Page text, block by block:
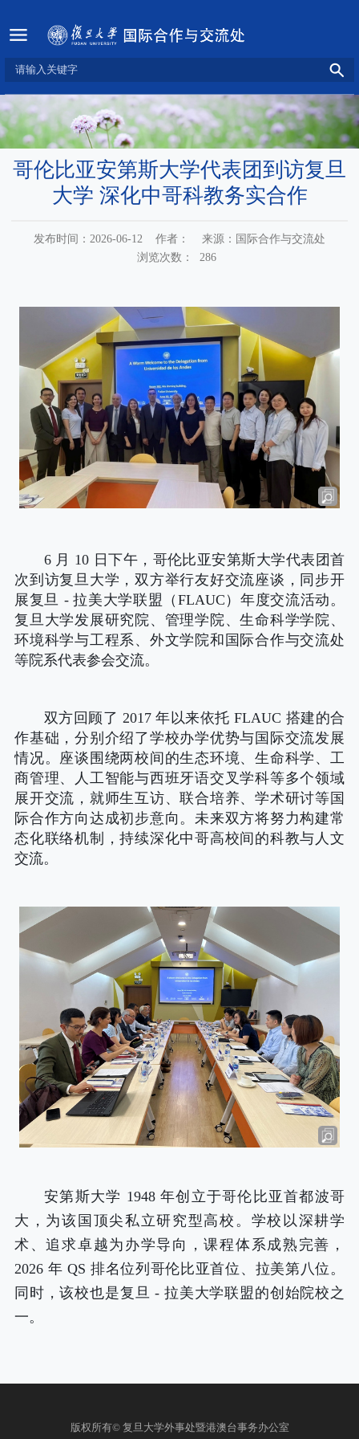
哥伦比亚安第斯大学代表团到访复旦
大学 深化中哥科教务实合作
发布时间：2026-06-12 作者：
来源：国际合作与交流处
浏览次数：
286
6 月 10 日下午，哥伦比亚安第斯大学代表团首
次到访复旦大学，双方举行友好交流座谈，同步开
展复旦 - 拉美大学联盟（FLAUC）年度交流活动。
复旦大学发展研究院、 管理学院、生命科学学院、
环境科学与工程系、外文学院和国际合作与交流处
等院系代表参会交流。
双方回顾了 2017 年以来依托 FLAUC 搭建的合
作基础，分别介绍了学校办学优势与国际交流发展
情况。座谈围绕两校间的生态环境、生命科学、工
商管理、人工智能与西班牙语交叉学科等多个领域
展开交流，就师生互访、联合培养、学术研讨等国
际合作方向达成初步意向。未来双方将努力构建常
态化联络机制，持续深化中哥高校间的科教与人文
交流。
安第斯大学 1948 年创立于哥伦比亚首都波哥
大，为该国顶尖私立研究型高校。学校以深耕学
术、追求卓越为办学导向，课程体系成熟完善，
2026 年 QS 排名位列哥伦比亚首位、拉美第八位。
同时，该校也是复旦 - 拉美大学联盟的创始院校之
一。
版权所有© 复旦大学外事处暨港澳台事务办公室